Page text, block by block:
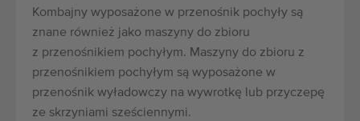
Kombajny wyposażone w przenośnik pochyły są
znane również jako maszyny do zbioru
z przenośnikiem pochyłym. Maszyny do zbioru z
przenośnikiem pochyłym są wyposażone w
przenośnik wyładowczy na wywrotkę lub przyczepę
ze skrzyniami sześciennymi.